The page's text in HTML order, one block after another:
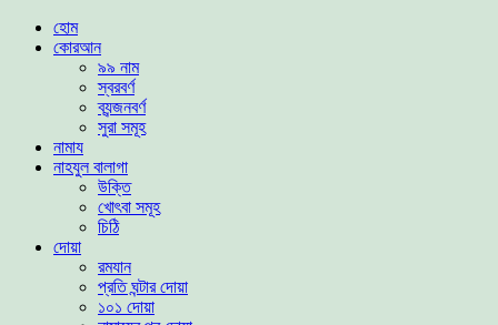
হোম
কোরআন
৯৯ নাম
স্বরবর্ণ
ব্যন্জনবর্ণ
সুরা সমূহ
নামায
নাহযুল বালাগা
উক্তি
খোৎবা সমূহ
চিঠি
দোয়া
রমযান
প্রতি ঘন্টার দোয়া
১০১ দোয়া